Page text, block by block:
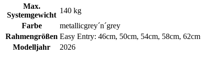
Max.
Systemgewicht
140 kg
Farbe
metallicgrey´n´grey
Rahmengrößen Easy Entry: 46cm, 50cm, 54cm, 58cm, 62cm
Modelljahr
2026